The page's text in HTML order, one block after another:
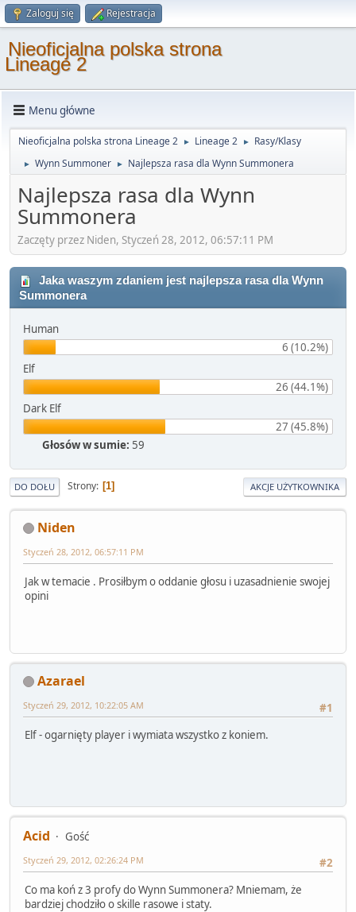
Zaloguj się Rejestracja
Nieoficjalna polska strona
Lineage 2
Menu główne
Nieoficjalna polska strona Lineage 2 ► Lineage 2 ► Rasy/Klasy
► Wynn Summoner ► Najlepsza rasa dla Wynn Summonera
Najlepsza rasa dla Wynn
Summonera
Zaczęty przez Niden, Styczeń 28, 2012, 06:57:11 PM
Jaka waszym zdaniem jest najlepsza rasa dla Wynn
Summonera
Human
6 (10.2%)
Elf
26 (44.1%)
Dark Elf
27 (45.8%)
Głosów w sumie: 59
DO DOŁU Strony 1 AKCJE UŻYTKOWNIKA
Niden
Styczeń 28, 2012, 06:57:11 PM
Jak w temacie . Prosiłbym o oddanie głosu i uzasadnienie swojej
opini
Azarael
#1
Styczeń 29, 2012, 10:22:05 AM
Elf - ogarnięty player i wymiata wszystko z koniem.
Acid
Gość
#2
Styczeń 29, 2012, 02:26:24 PM
Co ma koń z 3 profy do Wynn Summonera? Mniemam, że
bardziej chodziło o skille rasowe i staty.